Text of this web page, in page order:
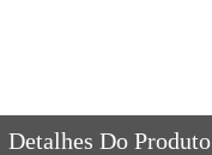
Detalhes Do Produto